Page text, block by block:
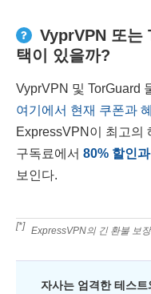
VyprVPN 또는
택이 있을까?
VyprVPN 및 TorGuard
여기에서 현재 쿠폰과
ExpressVPN이 최고의
구독료에서 80% 할인
보인다.
[*] ExpressVPN의 긴 환불 보
자사는 엄격한 테스트